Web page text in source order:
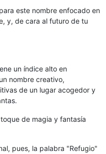
este nombre enfocado en
y, de cara al futuro de tu
un índice alto en
nombre creativo,
de un lugar acogedor y
de magia y fantasía
pues, la palabra "Refugio"